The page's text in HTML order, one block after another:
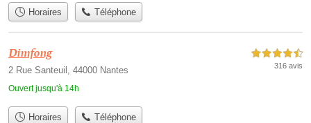
Horaires Téléphone
Dimfong
2 Rue Santeuil, 44000 Nantes
Ouvert jusqu'à 14h
4,5 étoiles sur 5
316 avis
Horaires Téléphone